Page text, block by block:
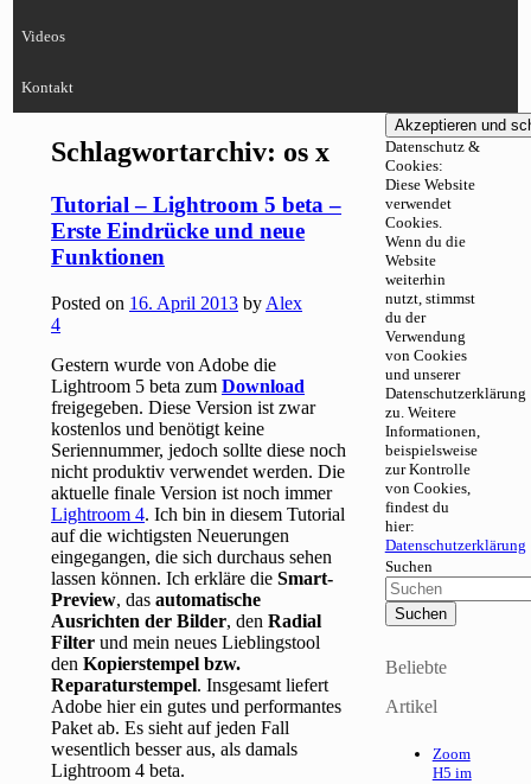
Videos
Kontakt
Schlagwortarchiv: os x
Tutorial – Lightroom 5 beta –
Erste Eindrücke und neue
Funktionen
Posted on 16. April 2013 by Alex
4
Gestern wurde von Adobe die
Lightroom 5 beta zumDownload
freigegeben. Diese Version ist zwar
kostenlos und benötigt keine
Seriennummer, jedoch sollte diese noch
nicht produktiv verwendet werden. Die
aktuelle finale Version ist noch immer
Lightroom 4. Ich bin in diesem Tutorial
auf die wichtigsten Neuerungen
eingegangen, die sich durchaus sehen
lassen können. Ich erkläre dieSmart-
Preview, dasautomatische
Ausrichten der Bilder, denRadial
Filter und mein neues Lieblingstool
denKopierstempel bzw.
Reparaturstempel. Insgesamt liefert
Adobe hier ein gutes und performantes
Paket ab. Es sieht auf jeden Fall
wesentlich besser aus, als damals
Lightroom 4 beta.
Datenschutz &
Cookies:
Diese Website
verwendet
Cookies.
Wenn du die
Website
weiterhin
nutzt, stimmst
du der
Verwendung
von Cookies
und unserer
Datenschutzerklärung
zu. Weitere
Informationen,
beispielsweise
zur Kontrolle
von Cookies,
findest du
hier:
Datenschutzerklärung
Suchen
Beliebte
Artikel
Zoom
H5 im